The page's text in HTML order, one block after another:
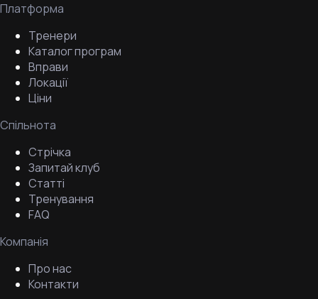
Платформа
Тренери
Каталог програм
Вправи
Локації
Ціни
Спільнота
Стрічка
Запитай клуб
Статті
Тренування
FAQ
Компанія
Про нас
Контакти